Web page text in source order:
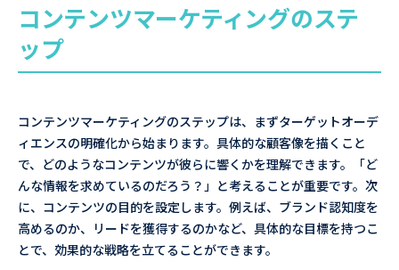
コンテンツマーケティングのステ
ップ
コンテンツマーケティングのステップは、まずターゲットオーデ
ィエンスの明確化から始まります。具体的な顧客像を描くこと
で、どのようなコンテンツが彼らに響くかを理解できます。「ど
んな情報を求めているのだろう？」と考えることが重要です。次
に、コンテンツの目的を設定します。例えば、ブランド認知度を
高めるのか、リードを獲得するのかなど、具体的な目標を持つこ
とで、効果的な戦略を立てることができます。